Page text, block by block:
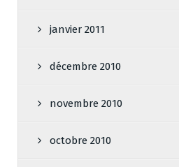
janvier 2011
décembre 2010
novembre 2010
octobre 2010